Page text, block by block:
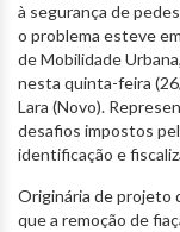
à segurança de
o problema esteve
de Mobilidade
nesta quinta-feira
Lara (Novo).
desafios impostos
identificação e
Originária de projeto
que a remoção de